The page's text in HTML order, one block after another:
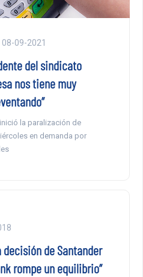
08-09-2021
del sindicato
nos tiene muy
la paralización de
en demanda por
decisión de Santander
rompe un equilibrio”